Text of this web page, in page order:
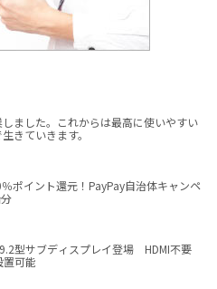
ました。これからは最高に使いやすい
きていきます。
％ポイント還元！PayPay自治体キャンペ
型サブディスプレイ登場 HDMI不要
置可能